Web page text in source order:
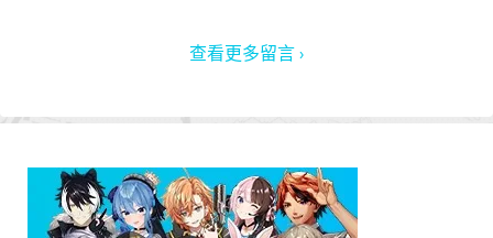
查看更多留言 ›